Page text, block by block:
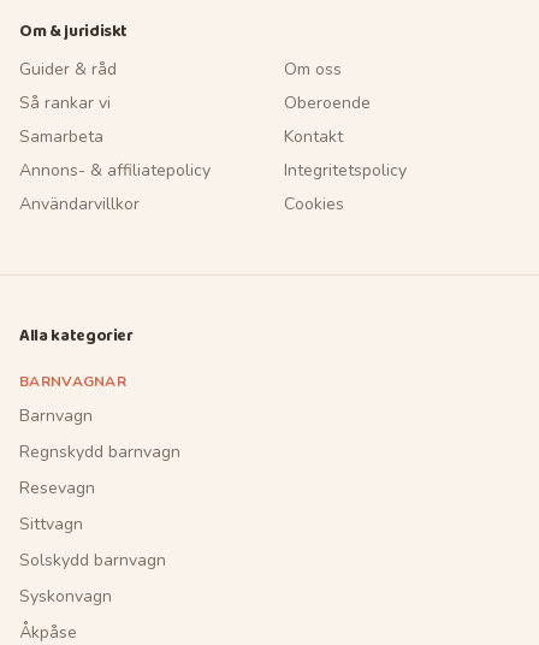
Om & juridiskt
Guider & råd
Om oss
Så rankar vi
Oberoende
Samarbeta
Kontakt
Annons- & affiliatepolicy
Integritetspolicy
Användarvillkor
Cookies
Alla kategorier
BARNVAGNAR
Barnvagn
Regnskydd barnvagn
Resevagn
Sittvagn
Solskydd barnvagn
Syskonvagn
Åkpåse